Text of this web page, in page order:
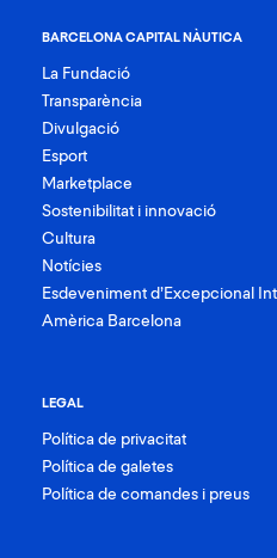
BARCELONA CAPITAL NÀUTICA
La Fundació
Transparència
Divulgació
Esport
Marketplace
Sostenibilitat i innovació
Cultura
Notícies
Esdeveniment d’Excepcional
Amèrica Barcelona
LEGAL
Política de privacitat
Política de galetes
Política de comandes i preus